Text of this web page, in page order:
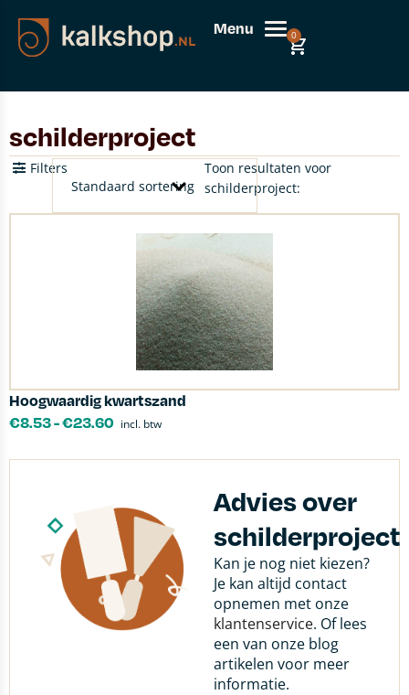
Menu 0
schilderproject
Toon resultaten voor
schilderproject:
Filters
Hoogwaardig kwartszand
€8.53-€23.60 incl. btw
Advies over
schilderproject
Kan je nog niet kiezen?
Je kan altijd contact
opnemen met onze
klantenservice. Of lees
een van onze blog
artikelen voor meer
informatie.